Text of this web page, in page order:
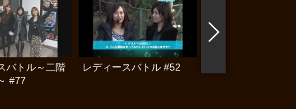
バトル～二階
#77
レディースバトル #52